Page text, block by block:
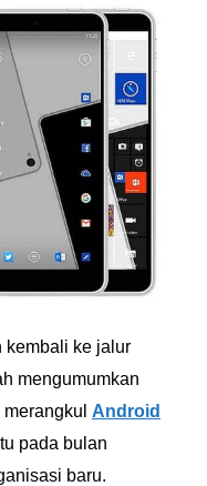
ke jalur
mengumumkan
Android
pada bulan
baru.